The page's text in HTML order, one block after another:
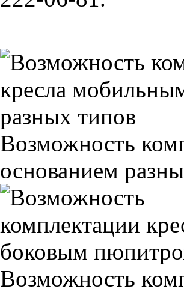
Возможность
основанием
Возможность